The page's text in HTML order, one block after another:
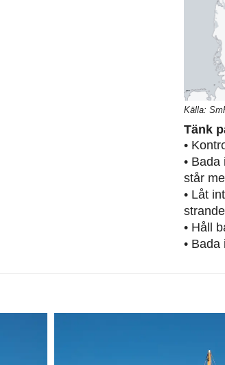
Källa:
Tänk
•
•
står
• Låt
• Håll
•